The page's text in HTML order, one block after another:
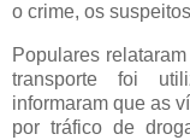
o crime, os
Populares
transporte foi
informaram que as
por tráfico de